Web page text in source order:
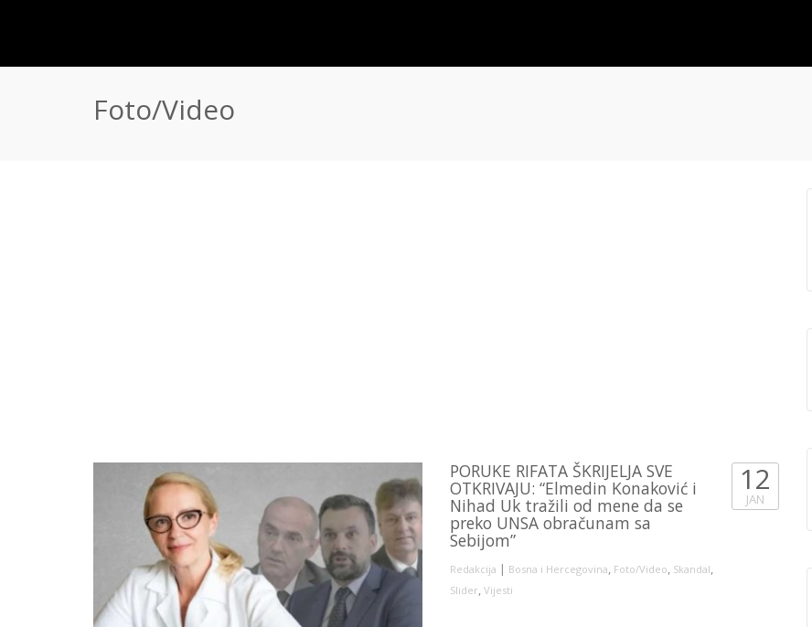
Foto/Video
PORUKE RIFATA ŠKRIJELJA SVE
OTKRIVAJU: “Elmedin Konaković i
Nihad Uk tražili od mene da se
preko UNSA obračunam sa
Sebijom”
Redakcija | Bosna i Hercegovina, Foto/Video, Skandal,
Slider, Vijesti
12
JAN